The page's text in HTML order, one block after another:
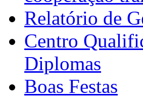
Relatório de
Centro
Diplomas
Boas Festas